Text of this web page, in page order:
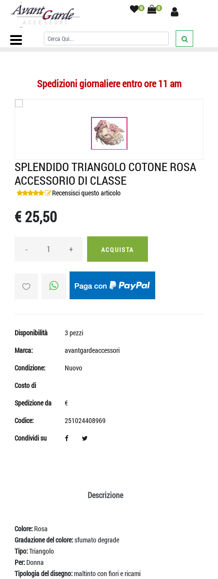
0 0
Home Page/SCIARPE/Triangoli/Splendido triangolo cotone rosa
accessorio di classe/
Spedizioni giornaliere entro ore 11 am
SPLENDIDO TRIANGOLO COTONE ROSA
ACCESSORIO DI CLASSE
Recensisci questo articolo
€ 25,50
- + ACQUISTA
Disponibilità
3 pezzi
Marca:
avantgardeaccessori
Condizione:
Nuovo
Costo di
Spedizione da
€
Codice:
251024408969
Condividi su
Descrizione
Colore: Rosa
Gradazione del colore:sfumato degrade
Tipo:Triangolo
Per: Donna
Tipologia del disegno:maltinto con fiori e ricami